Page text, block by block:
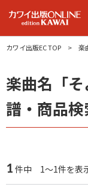
カワイ出版EC TOP 楽
楽曲名「
譜・商品
1 件中 1～1件を表